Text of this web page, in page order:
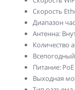
Скорость
Диапазон
Антенна:
Количество
Питание: PoE
Выходная